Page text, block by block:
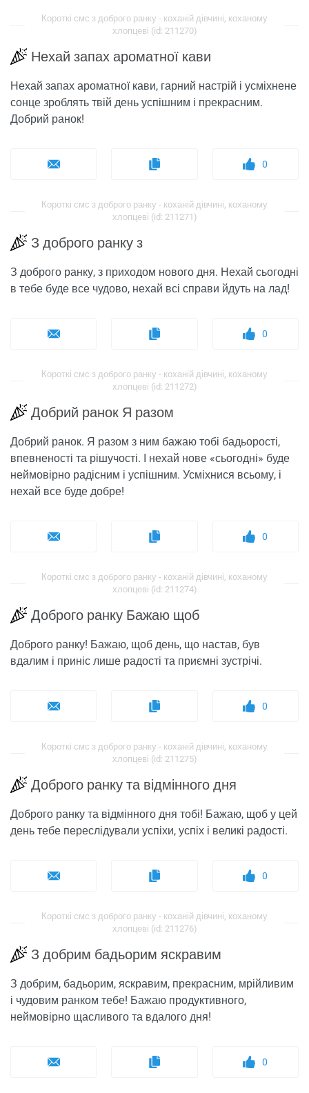
Короткі смс з доброго ранку - коханій дівчині, коханому
хлопцеві (id: 211270)
Нехай запах ароматної кави
Нехай запах ароматної кави, гарний настрій і усміхнене
сонце зроблять твій день успішним і прекрасним.
Добрий ранок!
0
Короткі смс з доброго ранку - коханій дівчині, коханому
хлопцеві (id: 211271)
З доброго ранку з
З доброго ранку, з приходом нового дня. Нехай сьогодні
в тебе буде все чудово, нехай всі справи йдуть на лад!
0
Короткі смс з доброго ранку - коханій дівчині, коханому
хлопцеві (id: 211272)
Добрий ранок Я разом
Добрий ранок. Я разом з ним бажаю тобі бадьорості,
впевненості та рішучості. І нехай нове «сьогодні» буде
неймовірно радісним і успішним. Усміхнися всьому, і
нехай все буде добре!
0
Короткі смс з доброго ранку - коханій дівчині, коханому
хлопцеві (id: 211274)
Доброго ранку Бажаю щоб
Доброго ранку! Бажаю, щоб день, що настав, був
вдалим і приніс лише радості та приємні зустрічі.
0
Короткі смс з доброго ранку - коханій дівчині, коханому
хлопцеві (id: 211275)
Доброго ранку та відмінного дня
Доброго ранку та відмінного дня тобі! Бажаю, щоб у цей
день тебе переслідували успіхи, успіх і великі радості.
0
Короткі смс з доброго ранку - коханій дівчині, коханому
хлопцеві (id: 211276)
З добрим бадьорим яскравим
З добрим, бадьорим, яскравим, прекрасним, мрійливим
і чудовим ранком тебе! Бажаю продуктивного,
неймовірно щасливого та вдалого дня!
0